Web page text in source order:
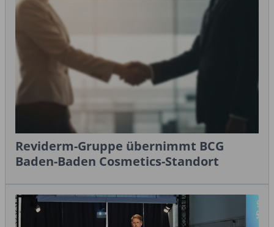
Reviderm-Gruppe übernimmt BCG
Baden-Baden Cosmetics-Standort